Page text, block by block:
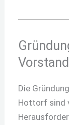
Vorstand
Die
Hottorf sind